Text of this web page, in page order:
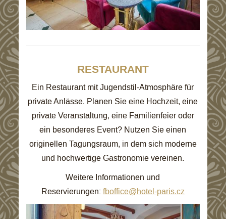
RESTAURANT
Ein Restaurant mit Jugendstil-Atmosphäre für
private Anlässe. Planen Sie eine Hochzeit, eine
private Veranstaltung, eine Familienfeier oder
ein besonderes Event? Nutzen Sie einen
originellen Tagungsraum, in dem sich moderne
und hochwertige Gastronomie vereinen.
Weitere Informationen und
Reservierungen: fboffice@hotel-paris.cz